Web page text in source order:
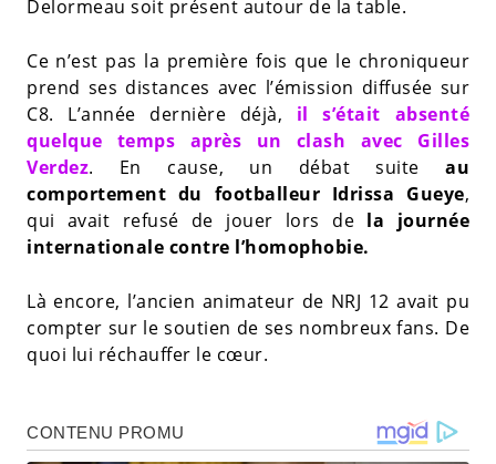
Delormeau soit présent autour de la table.
Ce n’est pas la première fois que le chroniqueur
prend ses distances avec l’émission diffusée sur
C8. L’année dernière déjà, il s’était absenté
quelque temps après un clash avec Gilles
Verdez. En cause, un débat suite au
comportement du footballeur Idrissa Gueye,
qui avait refusé de jouer lors de la journée
internationale contre l’homophobie.
Là encore, l’ancien animateur de NRJ 12 avait pu
compter sur le soutien de ses nombreux fans. De
quoi lui réchauffer le cœur.